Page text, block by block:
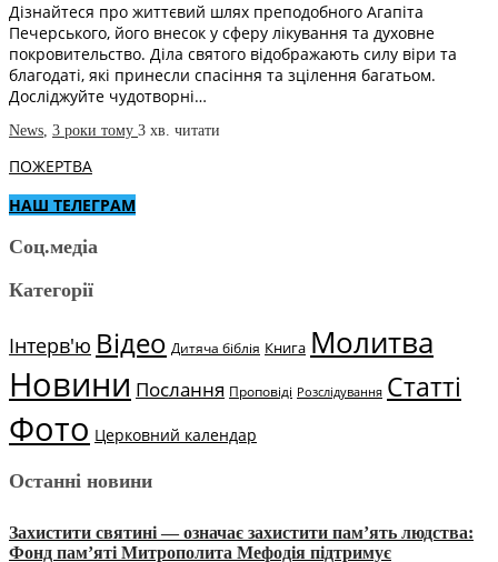
Дізнайтеся про життєвий шлях преподобного Агапіта
Печерського, його внесок у сферу лікування та духовне
покровительство. Діла святого відображають силу віри та
благодаті, які принесли спасіння та зцілення багатьом.
Досліджуйте чудотворні…
News, 3 роки тому 3 хв. читати
ПОЖЕРТВА
НАШ ТЕЛЕГРАМ
Соц.медіа
Категорії
Інтерв'ю Відео Дитяча біблія Книга Молитва
Новини Послання Проповіді Розслідування Статті
Фото Церковний календар
Останні новини
Захистити святині — означає захистити пам’ять людства:
Фонд пам’яті Митрополита Мефодія підтримує